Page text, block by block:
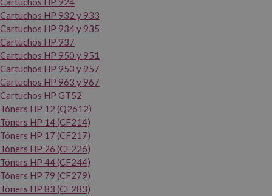
Cartuchos HP 932 y 933
Cartuchos HP 934 y 935
Cartuchos HP 937
Cartuchos HP 950 y 951
Cartuchos HP 953 y 957
Cartuchos HP 963 y 967
Cartuchos HP GT52
Tóners HP 12 (Q2612)
Tóners HP 14 (CF214)
Tóners HP 17 (CF217)
Tóners HP 26 (CF226)
Tóners HP 44 (CF244)
Tóners HP 79 (CF279)
Tóners HP 83 (CF283)